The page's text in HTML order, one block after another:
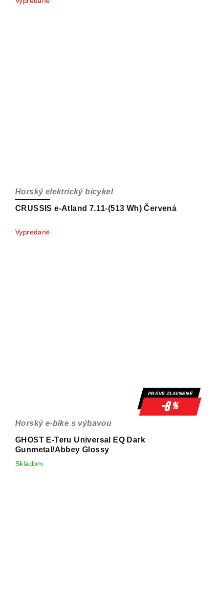
CRUSSIS e-Atland 7.11-(513 Wh) Červená
Horský elektrický bicykel
Vypredané
PRÁVE ZĽAVNENÉ
-8%
GHOST E-Teru Universal EQ Dark
Gunmetal/Abbey Glossy
Horský e-bike s výbavou
Skladom